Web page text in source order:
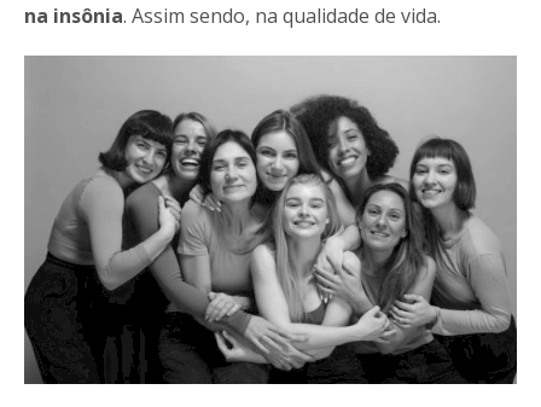
na insônia. Assim sendo, na qualidade de vida.